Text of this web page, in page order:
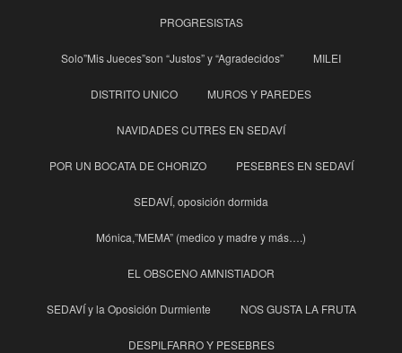
PROGRESISTAS
Solo”Mis Jueces”son “Justos” y “Agradecidos” MILEI
DISTRITO UNICO MUROS Y PAREDES
NAVIDADES CUTRES EN SEDAVÍ
POR UN BOCATA DE CHORIZO PESEBRES EN SEDAVÍ
SEDAVÍ, oposición dormida
Mónica,”MEMA” (medico y madre y más….)
EL OBSCENO AMNISTIADOR
SEDAVÍ y la Oposición Durmiente NOS GUSTA LA FRUTA
DESPILFARRO Y PESEBRES